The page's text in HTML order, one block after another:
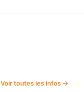
Voir toutes les infos →